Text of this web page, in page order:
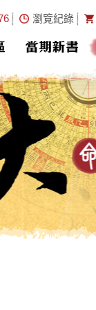
瀏覽紀錄
當期新書